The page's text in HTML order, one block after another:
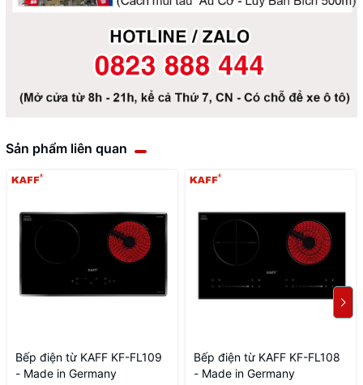
Sản phẩm liên quan
Bếp điện từ KAFF KF-FL109
- Made in Germany
Bếp điện từ KAFF KF-FL108
- Made in Germany